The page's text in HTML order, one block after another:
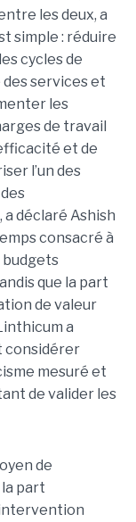
les deux, a
simple : réduire
cycles de
services et
les
de travail
et de
l’un des
déclaré Ashish
consacré à
budgets
que la part
de valeur
a
considérer
mesuré et
de valider les
de
part
intervention